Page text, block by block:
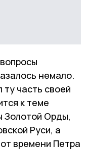
немало.
часть своей
к теме
Золотой Орды,
Руси, а
времени Петра